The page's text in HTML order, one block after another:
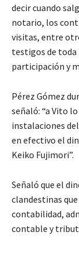
decir cuando
notario, los
visitas, entre
testigos de toda
participación y
Pérez Gómez
señaló: “a Vito
instalaciones
en efectivo el
Keiko Fujimori”.
Señaló que el
clandestinas
contabilidad,
contable y